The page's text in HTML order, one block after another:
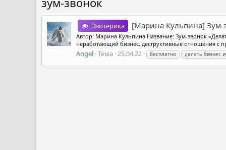
Эзотерика [Марина Кульпина] Зум-
Автор: Марина Кульпина Название: Зум-звонок
неработающий бизнес, деструктивные отношения с
Angel Тема 25.04.22 бесплатно делать бизнес